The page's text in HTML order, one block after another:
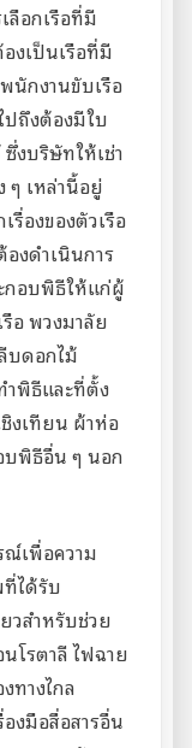
ลือกเรือที่มี
งเป็นเรือที่มี
นักงานขับเรือ
ถึงต้องมีใบ
งบริษัทให้เช่า
ๆ เหล่านี้อยู่
รื่องของตัวเรือ
องดำเนินการ
กอบพิธีให้แก่ผู้
อ พวงมาลัย
บดอกไม้
ำพิธีและที่ตั้ง
งเทียน ผ้าห่อ
บพิธีอื่น ๆ นอก
เพื่อความ
ได้รับ
วสำหรับช่วย
โรตาลี ไฟฉาย
ทางไกล
งมือสื่อสารอื่น